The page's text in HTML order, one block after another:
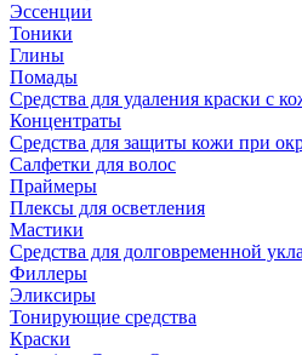
Эссенции
Тоники
Глины
Помады
Средства для удаления краски с
Концентраты
Средства для защиты кожи при
Салфетки для волос
Праймеры
Плексы для осветления
Мастики
Средства для долговременной
Филлеры
Эликсиры
Тонирующие средства
Краски